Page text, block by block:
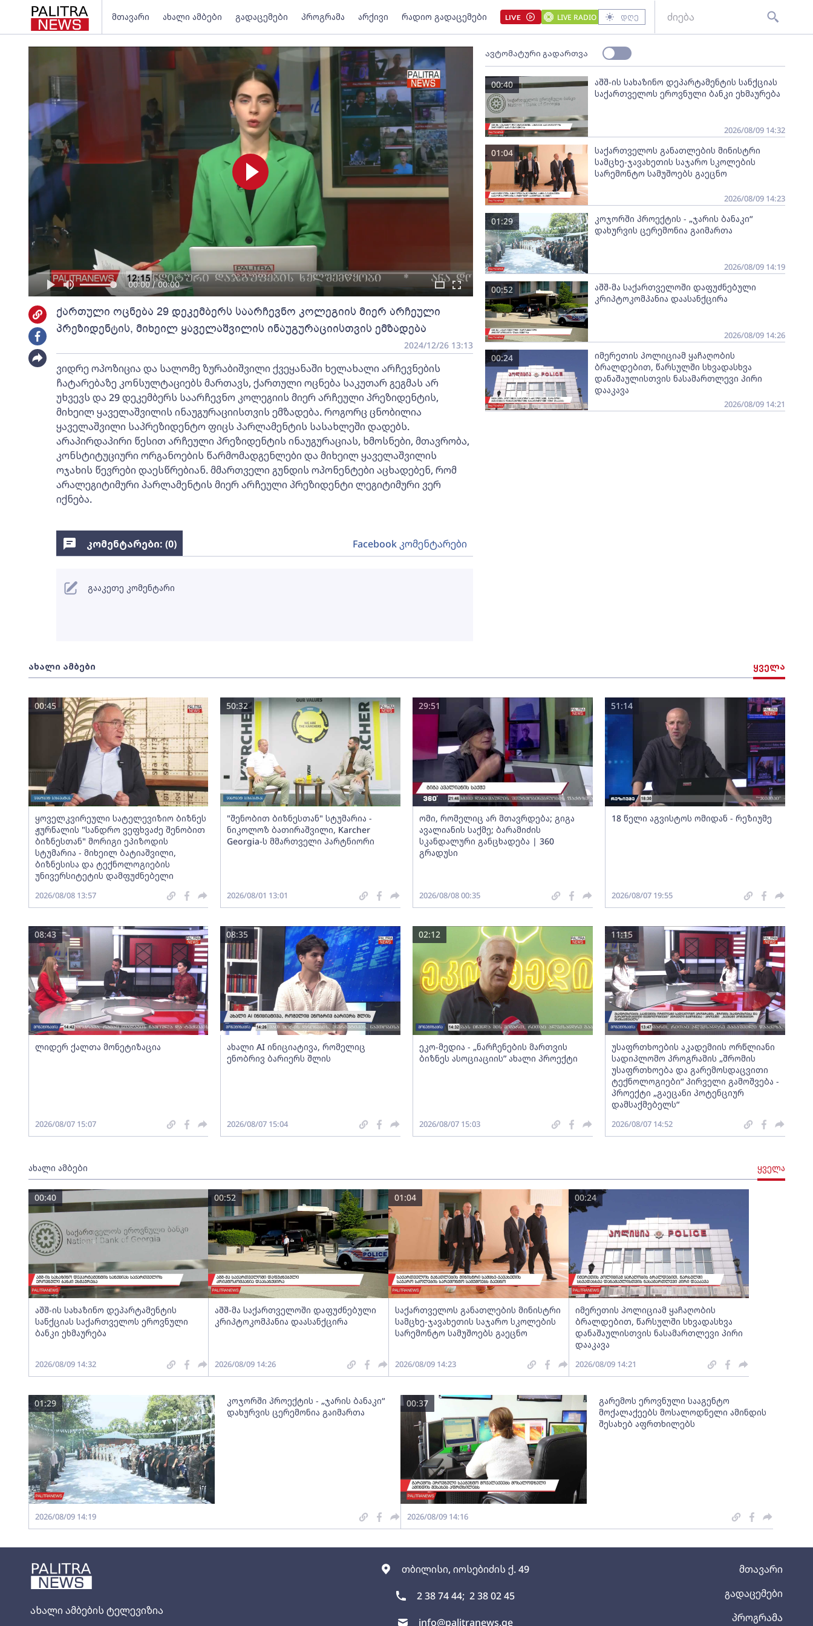
მთავარი ახალი ამბები გადაცემები პროგრამა არქივი რადიო გადაცემები LIVE LIVE RADIO დღე
ახალი ამბების ტელევიზია
თბილისი, იოსებიძის ქ. 49
2 38 74 44; 2 38 02 45
info@palitranews.ge
მთავარი
გადაცემები
პროგრამა
00:00 / 00:00
ქართული ოცნება 29 დეკემბერს საარჩევნო კოლეგიის მიერ არჩეული
პრეზიდენტის, მიხეილ ყაველაშვილის ინაუგურაციისთვის ემზადება
2024/12/26 13:13
ვიდრე ოპოზიცია და სალომე ზურაბიშვილი ქვეყანაში ხელახალი არჩევნების
ჩატარებაზე კონსულტაციებს მართავს, ქართული ოცნება საკუთარ გეგმას არ
უხვევს და 29 დეკემბერს საარჩევნო კოლეგიის მიერ არჩეული პრეზიდენტის,
მიხეილ ყაველაშვილის ინაუგურაციისთვის ემზადება. როგორც ცნობილია
ყაველაშვილი საპრეზიდენტო ფიცს პარლამენტის სასახლეში დადებს.
არაპირდაპირი წესით არჩეული პრეზიდენტის ინაუგურაციას, ხმოსნები, მთავრობა,
კონსტიტუციური ორგანოების წარმომადგენლები და მიხეილ ყაველაშვილის
ოჯახის წევრები დაესწრებიან. მმართველი გუნდის ოპონენტები აცხადებენ, რომ
არალეგიტიმური პარლამენტის მიერ არჩეული პრეზიდენტი ლეგიტიმური ვერ
იქნება.
ავტომატური გადართვა
აშშ-ის სახაზინო დეპარტამენტის სანქციას
საქართველოს ეროვნული ბანკი ეხმაურება
00:40
2026/08/09 14:32
საქართველოს განათლების მინისტრი
სამცხე-ჯავახეთის საჯარო სკოლების
სარემონტო სამუშოებს გაეცნო
01:04
2026/08/09 14:23
კოჯორში პროექტის - „ჯარის ბანაკი“
დახურვის ცერემონია გაიმართა
01:29
2026/08/09 14:19
აშშ-მა საქართველოში დაფუძნებული
კრიპტოკომპანია დაასანქცირა
00:52
2026/08/09 14:26
იმერეთის პოლიციამ ყაჩაღობის
ბრალდებით, წარსულში სხვადასხვა
დანაშაულისთვის ნასამართლევი პირი
დააკავა
00:24
2026/08/09 14:21
ახალი ამბები ყველა
ყოველკვირეული სატელევიზიო ბიზნეს
ჟურნალის "სანდრო ვეფხვაძე შენობით
ბიზნესთან" მორიგი ეპიზოდის
სტუმარია - მიხეილ ბატიაშვილი,
ბიზნესისა და ტექნოლოგიების
უნივერსიტეტის დამფუძნებელი
00:45
2026/08/08 13:57
"შენობით ბიზნესთან" სტუმარია -
ნიკოლოზ ბათირაშვილი, Karcher
Georgia-ს მმართველი პარტნიორი
50:32
2026/08/01 13:01
ომი, რომელიც არ მთავრდება; გიგა
ავალიანის საქმე; ბარამიძის
სკანდალური განცხადება | 360
გრადუსი
29:51
2026/08/08 00:35
18 წელი აგვისტოს ომიდან - რეზიუმე
51:14
2026/08/07 19:55
ლიდერ ქალთა მონეტიზაცია
08:43
2026/08/07 15:07
ახალი AI ინიციატივა, რომელიც
ენობრივ ბარიერს შლის
08:35
2026/08/07 15:04
ეკო-მედია - „ნარჩენების მართვის
ბიზნეს ასოციაციის” ახალი პროექტი
02:12
2026/08/07 15:03
უსაფრთხოების აკადემიის ორწლიანი
სადიპლომო პროგრამის „შრომის
უსაფრთხოება და გარემოსდაცვითი
ტექნოლოგიები“ პირველი გამოშვება -
პროექტი „გაეცანი პოტენციურ
დამსაქმებელს“
11:15
2026/08/07 14:52
ახალი ამბები ყველა
აშშ-ის სახაზინო დეპარტამენტის
სანქციას საქართველოს ეროვნული
ბანკი ეხმაურება
00:40
2026/08/09 14:32
აშშ-მა საქართველოში დაფუძნებული
კრიპტოკომპანია დაასანქცირა
00:52
2026/08/09 14:26
საქართველოს განათლების მინისტრი
სამცხე-ჯავახეთის საჯარო სკოლების
სარემონტო სამუშოებს გაეცნო
01:04
2026/08/09 14:23
იმერეთის პოლიციამ ყაჩაღობის
ბრალდებით, წარსულში სხვადასხვა
დანაშაულისთვის ნასამართლევი პირი
დააკავა
00:24
2026/08/09 14:21
კოჯორში პროექტის - „ჯარის ბანაკი“
დახურვის ცერემონია გაიმართა
01:29
2026/08/09 14:19
გარემოს ეროვნული სააგენტო
მოქალაქეებს მოსალოდნელი ამინდის
შესახებ აფრთხილებს
00:37
2026/08/09 14:16
კომენტარები: (0) Facebook კომენტარები
გააკეთე კომენტარი